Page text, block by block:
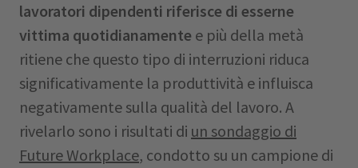
lavoratori dipendenti riferisce di esserne
vittima quotidianamente e più della metà
ritiene che questo tipo di interruzioni riduca
significativamente la produttività e influisca
negativamente sulla qualità del lavoro. A
rivelarlo sono i risultati di un sondaggio di
Future Workplace, condotto su un campione di